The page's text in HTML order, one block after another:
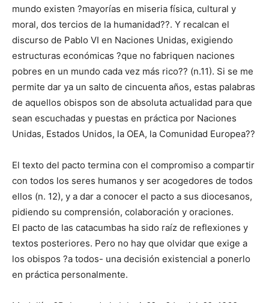
mundo existen ?mayorías en miseria física, cultural y
moral, dos tercios de la humanidad??. Y recalcan el
discurso de Pablo VI en Naciones Unidas, exigiendo
estructuras económicas ?que no fabriquen naciones
pobres en un mundo cada vez más rico?? (n.11). Si se me
permite dar ya un salto de cincuenta años, estas palabras
de aquellos obispos son de absoluta actualidad para que
sean escuchadas y puestas en práctica por Naciones
Unidas, Estados Unidos, la OEA, la Comunidad Europea??
El texto del pacto termina con el compromiso a compartir
con todos los seres humanos y ser acogedores de todos
ellos (n. 12), y a dar a conocer el pacto a sus diocesanos,
pidiendo su comprensión, colaboración y oraciones.
El pacto de las catacumbas ha sido raíz de reflexiones y
textos posteriores. Pero no hay que olvidar que exige a
los obispos ?a todos- una decisión existencial a ponerlo
en práctica personalmente.